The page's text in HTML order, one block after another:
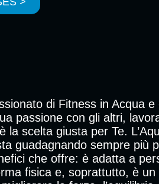
di Fitness in Acqua e
passione con gli altri,
la scelta giusta per Te.
guadagnando sempre più
che offre: è adatta a
fisica e, soprattutto, è